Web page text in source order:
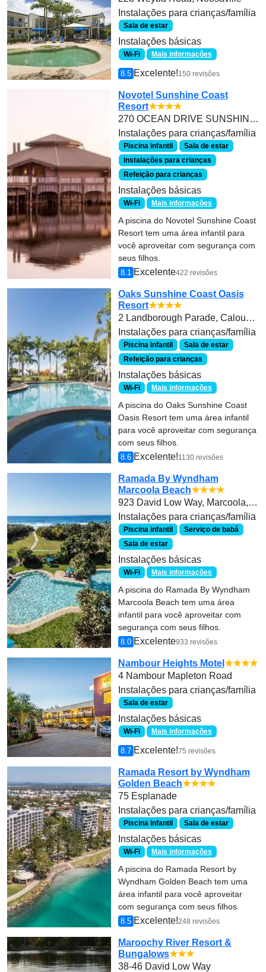
Instalações para crianças/família
Sala de estar
Instalações básicas
Wi-Fi Mais informações
8.5 Excelente!150 revisões
Novotel Sunshine Coast
Resort★★★★
270 OCEAN DRIVE SUNSHINE COAST
Instalações para crianças/família
Piscina infantil
Sala de estar
Instalações para crianças
Refeição para crianças
Instalações básicas
Wi-Fi Mais informações
A piscina do Novotel Sunshine Coast
Resort tem uma área infantil para
você aproveitar com segurança com
seus filhos.
8.1 Excelente422 revisões
Oaks Sunshine Coast Oasis
Resort★★★★
2 Landborough Parade, Caloundra
Instalações para crianças/família
Piscina infantil
Sala de estar
Refeição para crianças
Instalações básicas
Wi-Fi Mais informações
A piscina do Oaks Sunshine Coast
Oasis Resort tem uma área infantil
para você aproveitar com segurança
com seus filhos.
8.6 Excelente!1130 revisões
Ramada By Wyndham
Marcoola Beach★★★★
923 David Low Way, Marcoola, 4564
Instalações para crianças/família
Piscina infantil
Serviço de babá
Sala de estar
Instalações básicas
Wi-Fi Mais informações
A piscina do Ramada By Wyndham
Marcoola Beach tem uma área
infantil para você aproveitar com
segurança com seus filhos.
8.0 Excelente933 revisões
Nambour Heights Motel ★★★★
4 Nambour Mapleton Road
Instalações para crianças/família
Sala de estar
Instalações básicas
Wi-Fi Mais informações
8.7 Excelente!75 revisões
Ramada Resort by Wyndham
Golden Beach★★★★
75 Esplanade
Instalações para crianças/família
Piscina infantil Sala de estar
Instalações básicas
Wi-Fi Mais informações
A piscina do Ramada Resort by
Wyndham Golden Beach tem uma
área infantil para você aproveitar
com segurança com seus filhos.
8.5 Excelente!248 revisões
Maroochy River Resort &
Bungalows★★★
38-46 David Low Way